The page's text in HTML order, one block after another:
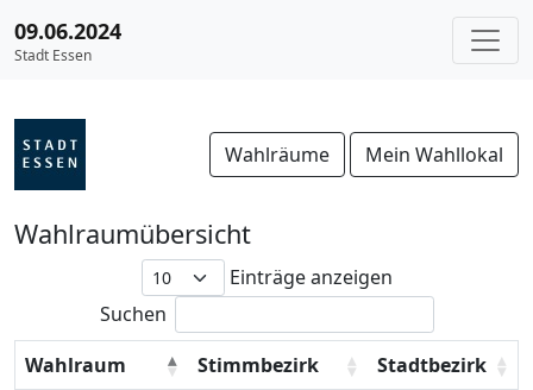
09.06.2024
Stadt Essen
Wahlräume Mein Wahllokal
Wahlraumübersicht
Einträge anzeigen
Suchen
Wahlraum
Stimmbezirk
Stadtbezirk